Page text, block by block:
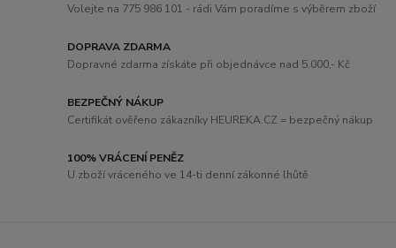
Volejte na 775 986 101 - rádi Vám poradíme s výběrem zboží
DOPRAVA ZDARMA
Dopravné zdarma získáte při objednávce nad 5.000,- Kč
BEZPEČNÝ NÁKUP
Certifikát ověřeno zákazníky HEUREKA.CZ = bezpečný nákup
100% VRÁCENÍ PENĚZ
U zboží vráceného ve 14-ti denní zákonné lhůtě